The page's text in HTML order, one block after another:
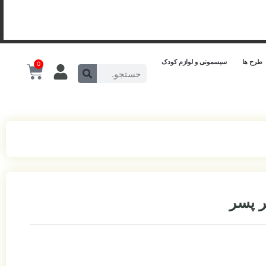
طرح ها سیسمونی و لوازم کودک 0
پسر